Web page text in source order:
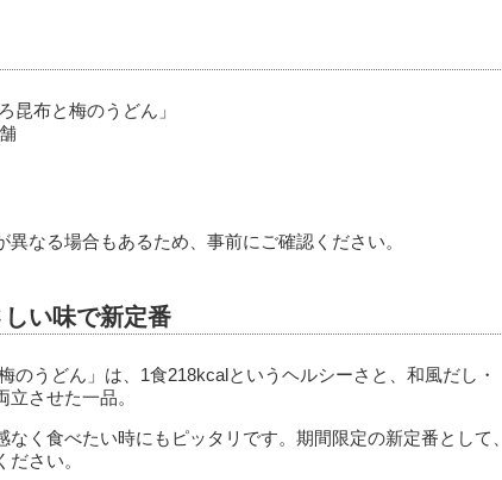
昆布と梅のうどん」
なる場合もあるため、事前にご確認ください。
い味で新定番
のうどん」は、1食218kcalというヘルシーさと、和風だし・
させた一品。
く食べたい時にもピッタリです。期間限定の新定番として、
さい。